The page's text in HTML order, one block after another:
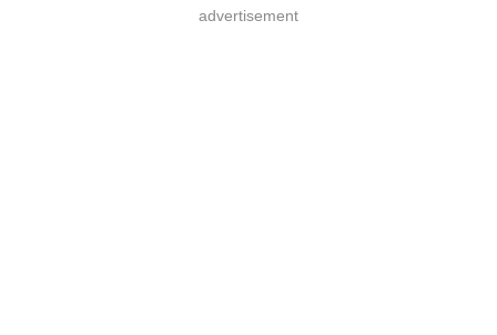
advertisement